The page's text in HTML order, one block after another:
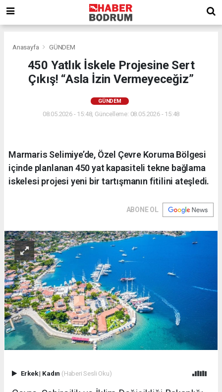
Anasayfa GÜNDEM
450 Yatlık İskele Projesine Sert
Çıkış! “Asla İzin Vermeyeceğiz”
GÜNDEM
08.05.2026 - 15:48, Güncelleme: 08.05.2026 - 15:48
Marmaris Selimiye’de, Özel Çevre Koruma Bölgesi
içinde planlanan 450 yat kapasiteli tekne bağlama
iskelesi projesi yeni bir tartışmanın fitilini ateşledi.
ABONE OL
Erkek| Kadın (Haberi Sesli Oku)